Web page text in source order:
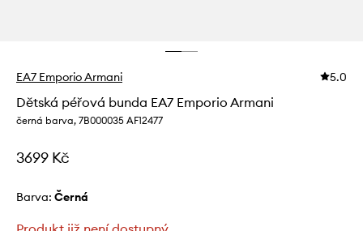
EA7 Emporio Armani 5.0
Dětská péřová bunda EA7 Emporio Armani
černá barva, 7B000035 AF12477
3699 Kč
Barva: černá